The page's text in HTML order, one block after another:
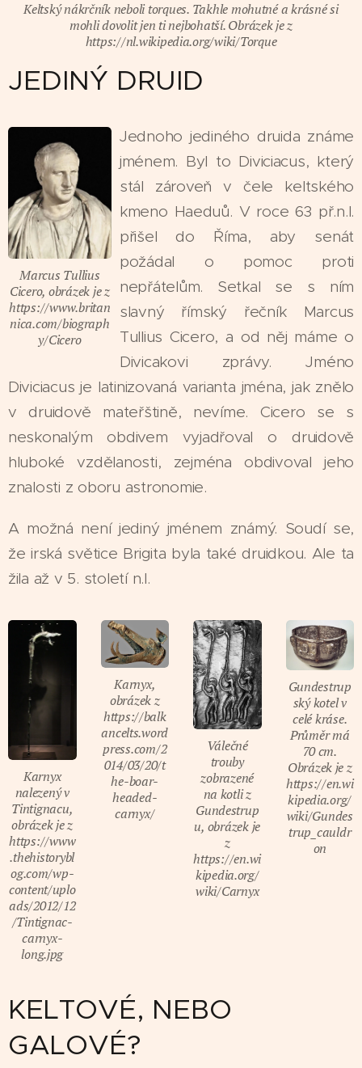
Keltský nákrčník neboli torques. Takhle mohutné a krásné si
mohli dovolit jen ti nejbohatší. Obrázek je z
https://nl.wikipedia.org/wiki/Torque
JEDINÝ DRUID
Marcus Tullius
Cicero, obrázek je z
https://www.britan
nica.com/biograph
y/Cicero
Jednoho jediného druida známe
jménem. Byl to Diviciacus, který
stál zároveň v čele keltského
kmeno Haeduů. V roce 63 př.n.l.
přišel do Říma, aby senát
požádal o pomoc proti
nepřátelům. Setkal se s ním
slavný římský řečník Marcus
Tullius Cicero, a od něj máme o
Divicakovi zprávy. Jméno
Diviciacus je latinizovaná varianta jména, jak znělo
v druidově mateřštině, nevíme. Cicero se s
neskonalým obdivem vyjadřoval o druidově
hluboké vzdělanosti, zejména obdivoval jeho
znalosti z oboru astronomie.
A možná není jediný jménem známý. Soudí se,
že irská světice Brigita byla také druidkou. Ale ta
žila až v 5. století n.l.
Karnyx
nalezený v
Tintignacu,
obrázek je z
https://www
.thehistorybl
og.com/wp-
content/uplo
ads/2012/12
/Tintignac-
carnyx-
long.jpg
Karnyx,
obrázek z
https://balk
ancelts.word
press.com/2
014/03/20/t
he-boar-
headed-
carnyx/
Válečné
trouby
zobrazené
na kotli z
Gundestrup
u, obrázek je
z
https://en.wi
kipedia.org/
wiki/Carnyx
Gundestrup
ský kotel v
celé kráse.
Průměr má
70 cm.
Obrázek je z
https://en.wi
kipedia.org/
wiki/Gundes
trup_cauldr
on
KELTOVÉ, NEBO
GALOVÉ?